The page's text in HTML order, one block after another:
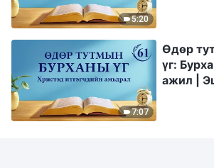
5:20
7:07
Өдөр
үг:
ажил |